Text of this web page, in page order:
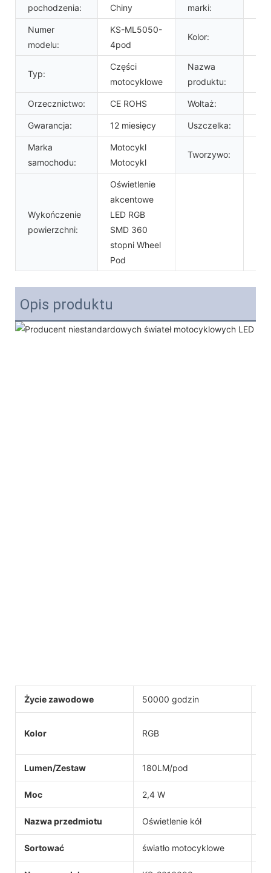
pochodzenia:
Chiny
marki:
Numer
modelu:
KS-ML5050-
4pod
Kolor:
Typ:
Części
motocyklowe
Nazwa
produktu:
Orzecznictwo: CE ROHS Woltaż:
Gwarancja: 12 miesięcy Uszczelka:
Marka
samochodu:
Motocykl
Motocykl
Tworzywo:
Wykończenie
powierzchni:
Oświetlenie
akcentowe
LED RGB
SMD 360
stopni Wheel
Pod
Opis produktu
Życie zawodowe 50000 godzin
Kolor RGB
Lumen/Zestaw 180LM/pod
Moc 2,4 W
Nazwa przedmiotu Oświetlenie kół
Sortować światło motocyklowe